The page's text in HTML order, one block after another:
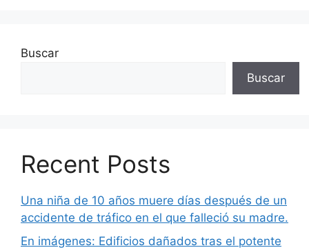
Buscar
Buscar
Recent Posts
Una niña de 10 años muere días después de un
accidente de tráfico en el que falleció su madre.
En imágenes: Edificios dañados tras el potente